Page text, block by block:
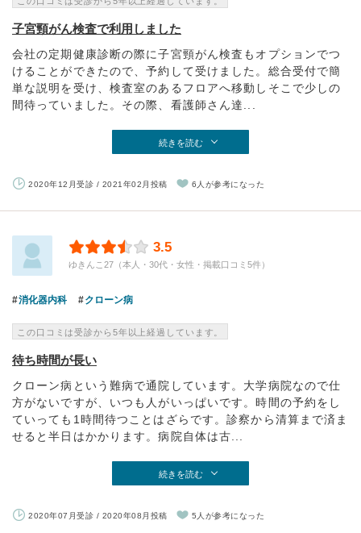
子宮頸がん検査で利用しました
会社の定期健康診断の際に子宮頸がん検査もオプションでつ
けることができたので、予約して受けました。総合受付で簡
単な説明を受け、検査室のあるフロアへ移動しそこで少しの
間待っていました。その際、看護師さん達...
続きを読む
2020年12月受診 / 2021年02月投稿 6人が参考になった
3.5
ゆきんこ27（本人・30代・女性・掲載口コミ5件）
消化器内科 クローン病
この口コミは受診から5年以上経過しています。
待ち時間が長い
クローン病という難病で通院しています。大学病院なので仕
方がないですが、いつも人がいっぱいです。時間の予約をし
ていっても1時間待つことはざらです。診察から清算まで済ま
せると半日はかかります。病院自体は古...
続きを読む
2020年07月受診 / 2020年08月投稿 5人が参考になった